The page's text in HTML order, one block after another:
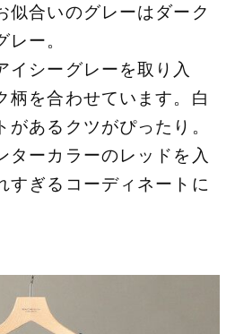
似合いのグレーはダーク
ー。
イシーグレーを取り入
柄を合わせています。白
があるクツがぴったり。
ターカラーのレッドを入
すぎるコーディネートに